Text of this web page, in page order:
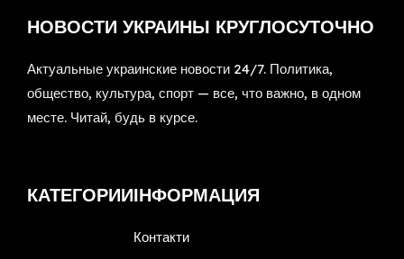
НОВОСТИ УКРАИНЫ КРУГЛОСУТОЧНО
Актуальные украинские новости 24/7. Политика,
общество, культура, спорт — все, что важно, в одном
месте. Читай, будь в курсе.
КАТЕГОРИИІНФОРМАЦИЯ
Контакти